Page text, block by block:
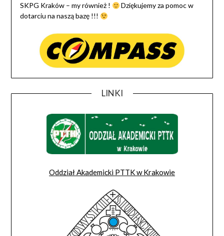
SKPG Kraków – my również !
Dziękujemy za pomoc w
dotarciu na naszą bazę !!!
LINKI
Oddział Akademicki PTTK w Krakowie